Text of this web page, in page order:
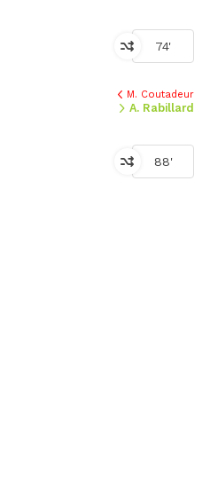
74'
M. Coutadeur
A. Rabillard
88'